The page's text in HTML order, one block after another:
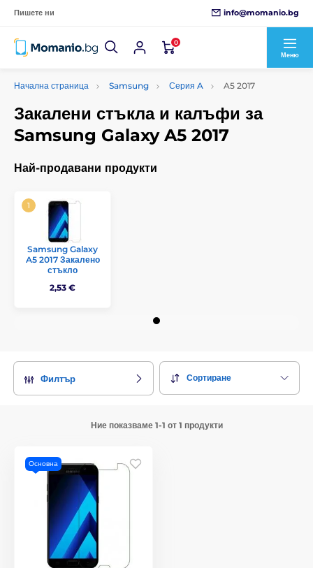
Пишете ни info@momanio.bg
0
Меню
Начална страница Samsung Серия A A5 2017
Закалени стъкла и калъфи за
Samsung Galaxy A5 2017
Най-продавани продукти
Samsung Galaxy
A5 2017 Закалено
стъкло
2,53 €
Филтър Сортиране
Ние показваме 1-1 от 1 продукти
Основна